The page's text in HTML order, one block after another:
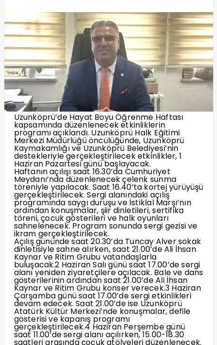
Uzunköprü’de Hayat Boyu Öğrenme Haftası
kapsamında düzenlenecek etkinliklerin
programı açıklandı. Uzunköprü Halk Eğitimi
Merkezi Müdürlüğü öncülüğünde, Uzunköprü
Kaymakamlığı ve Uzunköprü Belediyesi’nin
destekleriyle gerçekleştirilecek etkinlikler, 1
Haziran Pazartesi günü başlayacak.
Haftanın açılışı saat 16.30’da Cumhuriyet
Meydanı’nda düzenlenecek çelenk sunma
töreniyle yapılacak. Saat 16.40’ta kortej yürüyüşü
gerçekleştirilecek. Sergi alanındaki açılış
programında saygı duruşu ve İstiklal Marşı’nın
ardından konuşmalar, şiir dinletileri, sertifika
töreni, çocuk gösterileri ve halk oyunları
sahnelenecek. Program sonunda sergi gezisi ve
ikram gerçekleştirilecek.
Açılış gününde saat 20.30’da Tuncay Alver sokak
dinletisiyle sahne alırken, saat 21.00’de Ali İhsan
Kaynar ve Ritim Grubu vatandaşlarla
buluşacak.2 Haziran Salı günü saat 17.00’de sergi
alanı yeniden ziyaretçilere açılacak. Bale ve dans
gösterilerinin ardından saat 21.00’de Ali İhsan
Kaynar ve Ritim Grubu konser verecek.3 Haziran
Çarşamba günü saat 17.00’de sergi etkinlikleri
devam edecek. Saat 21.00’de ise Uzunköprü
Atatürk Kültür Merkezi’nde konuşmalar, defile
gösterisi ve kapanış programı
gerçekleştirilecek.4 Haziran Perşembe günü
saat 11.00’de sergi alanı açılırken, 15.00-18.30
saatleri arasında çocuk atölyeleri düzenlenecek.